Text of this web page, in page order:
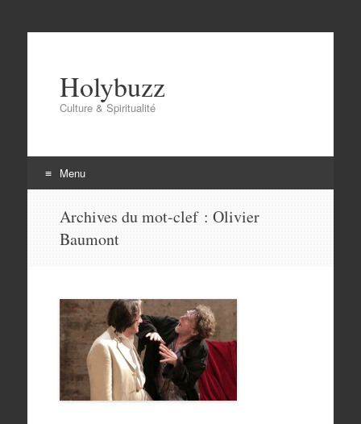
Holybuzz
Culture & Spiritualité
Menu
contenu
Archives du mot-clef : Olivier
Baumont